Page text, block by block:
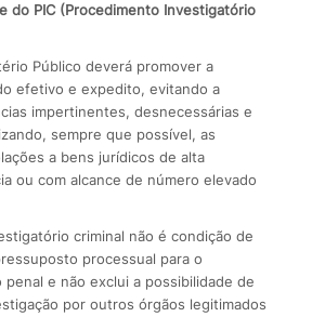
do PIC (Procedimento Investigatório
Público deverá promover a
efetivo e expedito, evitando a
impertinentes, desnecessárias e
sempre que possível, as
a bens jurídicos de alta
ou com alcance de número elevado
criminal não é condição de
processual para o
penal e não exclui a possibilidade de
por outros órgãos legitimados